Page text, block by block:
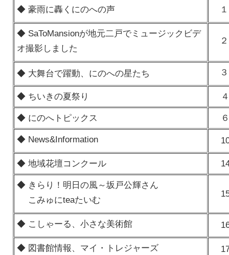
◆ 豪雨に轟くにのへの声 １
◆ SaToMansionが地元二戸でミュージックビデ
オ撮影しました
２
◆ 大舞台で躍動、にのへの星たち ３
◆ ちいきの夏祭り ４
◆ にのへトピックス ６
◆ News&Information
◆ 地域花壇コンクール
◆ きらり！明日の風～坂戸公輝さん
こみゅにteaたいむ
◆ こしゃーる、小さな美術館
◆ 図書館情報、マイ・トレジャーズ